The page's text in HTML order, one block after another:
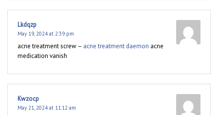
Lkdqzp
May 19, 2024 at 2:39 pm
acne treatment screw – acne treatment daemon acne
medication vanish
Kwzocp
May 21, 2024 at 11:12 am